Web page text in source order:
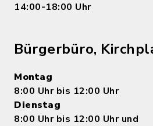
14:00-18:00 Uhr
Bürgerbüro,
Montag
8:00 Uhr bis 12:00 Uhr
Dienstag
8:00 Uhr bis 12:00 Uhr und